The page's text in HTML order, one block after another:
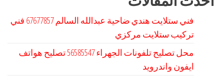
فني ستلايت هندي ضاحية عبدالله السالم 67677857 فني
تركيب ستلايت مركزي
محل تصليح تلفونات الجهراء 56585547 تصليح هواتف
ايفون واندرويد